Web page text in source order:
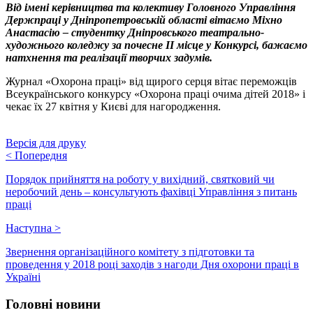
Від імені керівництва та колективу Головного Управління
Держпраці у Дніпропетровській області вітаємо Міхно
Анастасію – студентку Дніпровського театрально-
художнього коледжу за почесне II місце у Конкурсі, бажаємо
натхнення та реалізації творчих задумів.
Журнал «Охорона праці» від щирого серця вітає переможців
Всеукраїнського конкурсу «Охорона праці очима дітей 2018» і
чекає їх 27 квітня у Києві для нагородження.
Версія для друку
< Попередня
Порядок прийняття на роботу у вихідний, святковий чи
неробочий день – консультують фахівці Управління з питань
праці
Наступна >
Звернення організаційного комітету з підготовки та
проведення у 2018 році заходів з нагоди Дня охорони праці в
Україні
Головні новини